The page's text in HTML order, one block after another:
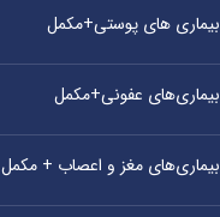
بیماری‌ های پوستی+مکمل
بیماری‌های عفونی+مکمل
بیماری‌های مغز و اعصاب + مکمل